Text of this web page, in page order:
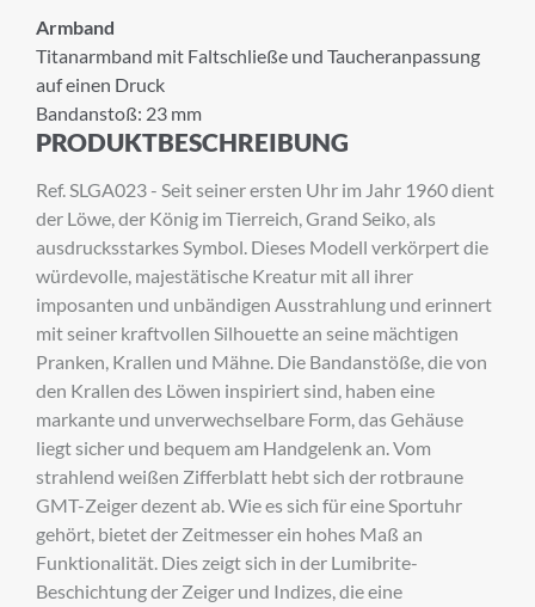
Armband
Titanarmband mit Faltschließe und Taucheranpassung
auf einen Druck
Bandanstoß: 23 mm
PRODUKTBESCHREIBUNG
Ref. SLGA023 - Seit seiner ersten Uhr im Jahr 1960 dient
der Löwe, der König im Tierreich, Grand Seiko, als
ausdrucksstarkes Symbol. Dieses Modell verkörpert die
würdevolle, majestätische Kreatur mit all ihrer
imposanten und unbändigen Ausstrahlung und erinnert
mit seiner kraftvollen Silhouette an seine mächtigen
Pranken, Krallen und Mähne. Die Bandanstöße, die von
den Krallen des Löwen inspiriert sind, haben eine
markante und unverwechselbare Form, das Gehäuse
liegt sicher und bequem am Handgelenk an. Vom
strahlend weißen Zifferblatt hebt sich der rotbraune
GMT-Zeiger dezent ab. Wie es sich für eine Sportuhr
gehört, bietet der Zeitmesser ein hohes Maß an
Funktionalität. Dies zeigt sich in der Lumibrite-
Beschichtung der Zeiger und Indizes, die eine
ANMELDUNG ZUM
NEWSLETTER
Melden Sie sich zu unserem Newsletter an.
Anrede
Vorname
Nachname